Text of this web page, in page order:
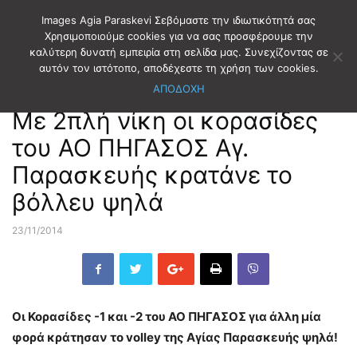
Αρχική ΑΘΛΗΤΙΣΜΟΣ ΒΟΛΛΕΪ
Με 2πλή νίκη οι κορασίδες
του ΑΟ ΠΗΓΑΣΟΣ Αγ.
Παρασκευής κρατάνε το
βόλλευ ψηλά
23/11/2014
Οι Κορασίδες -1 και -2 του ΑΟ ΠΗΓΑΣΟΣ για άλλη μία
φορά κράτησαν το volley της Αγίας Παρασκευής ψηλά!
Images Agia Paraskevi Σεβόμαστε την ιδιωτικότητά σας
Χρησιμοποιούμε cookies για να σας προσφέρουμε την
καλύτερη δυνατή εμπειρία στη σελίδα μας. Συνεχίζοντας σε
αυτόν τον ιστότοπο, αποδέχεστε τη χρήση των cookies.
ΑΠΟΔΟΧΗ